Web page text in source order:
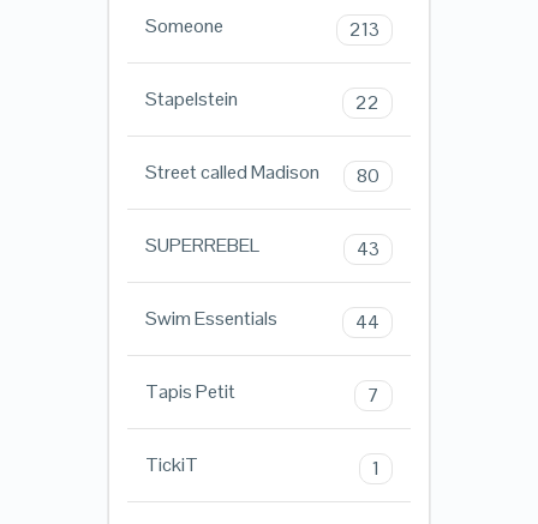
Someone 213
Stapelstein 22
Street called Madison 80
SUPERREBEL 43
Swim Essentials 44
Tapis Petit 7
TickiT 1